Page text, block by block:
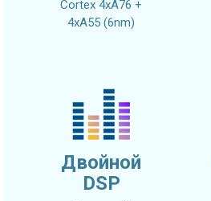
Cortex 4xA76 +
4xA55 (6nm)
Двойной
DSP